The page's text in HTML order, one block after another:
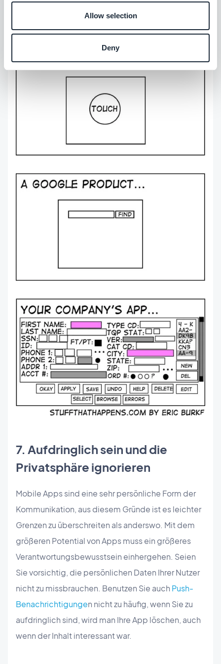
Allow selection
Deny
7. Aufdringlich sein und die
Privatsphäre ignorieren
Mobile Apps sind eine sehr persönliche Form der
Kommunikation, aus diesem Gründe ist es leichter
Grenzen zu überschreiten als anderswo. Mit dem
größeren Potential von Apps muss ein größeres
Verantwortungsbewusstsein einhergehen. Seien
Sie vorsichtig, die persönlichen Daten Ihrer Nutzer
nicht zu missbrauchen. Benutzen Sie auch Push-
Benachrichtigungen nicht zu häufig, wenn Sie zu
aufdringlich sind, wird man Ihre App löschen, auch
wenn der Inhalt interessant war.